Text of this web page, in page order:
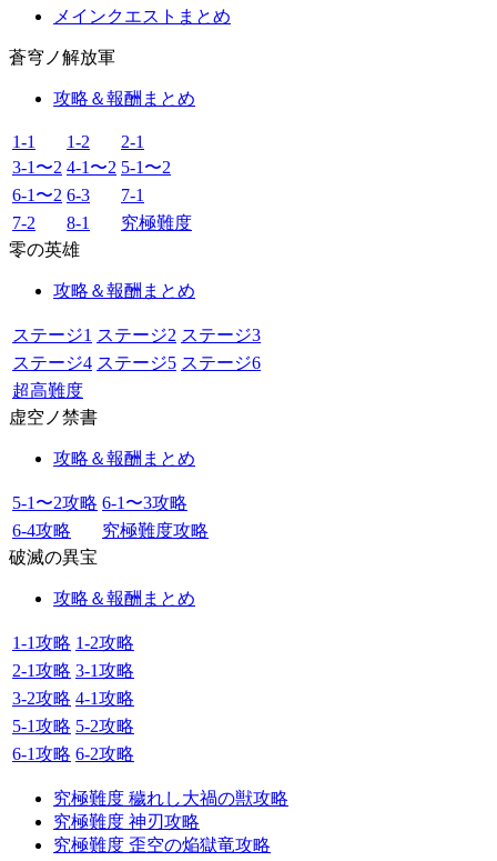
メインクエストまとめ
蒼穹ノ解放軍
攻略＆報酬まとめ
1-1 1-2
2-1
3-1〜2 4-1〜2 5-1〜2
6-1〜2 6-3
7-1
7-2
8-1
究極難度
零の英雄
攻略＆報酬まとめ
ステージ1 ステージ2 ステージ3
ステージ4 ステージ5 ステージ6
超高難度
虚空ノ禁書
攻略＆報酬まとめ
5-1〜2攻略 6-1〜3攻略
6-4攻略
究極難度攻略
破滅の異宝
攻略＆報酬まとめ
1-1攻略 1-2攻略
2-1攻略 3-1攻略
3-2攻略 4-1攻略
5-1攻略 5-2攻略
6-1攻略 6-2攻略
究極難度 穢れし大禍の獣攻略
究極難度 神刃攻略
究極難度 歪空の焔獄竜攻略